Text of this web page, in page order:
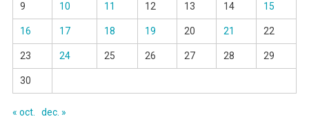
9 10 11 12 13 14 15
16 17 18 19 20 21 22
23 24 25 26 27 28 29
30
« oct. dec. »